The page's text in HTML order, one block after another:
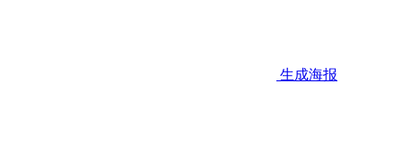
生成海报